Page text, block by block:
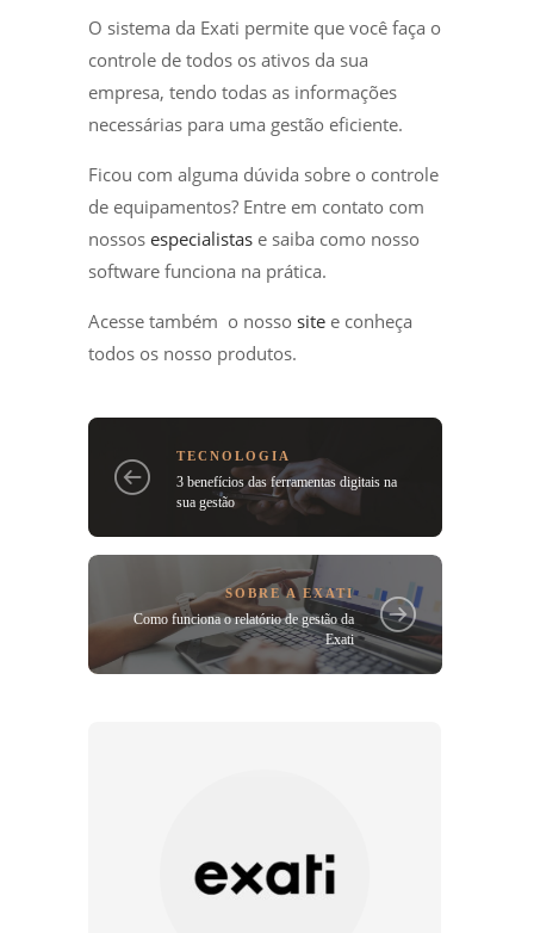
O sistema da Exati permite que você faça o
controle de todos os ativos da sua
empresa, tendo todas as informações
necessárias para uma gestão eficiente.
Ficou com alguma dúvida sobre o controle
de equipamentos? Entre em contato com
nossos especialistas e saiba como nosso
software funciona na prática.
Acesse também o nosso site e conheça
todos os nosso produtos.
TECNOLOGIA
3 benefícios das ferramentas digitais na
sua gestão
SOBRE A EXATI
Como funciona o relatório de gestão da
Exati